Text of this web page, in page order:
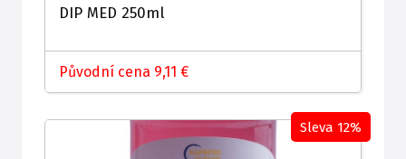
DIP MED 250ml
Původní cena 9,11 €
Sleva 12%